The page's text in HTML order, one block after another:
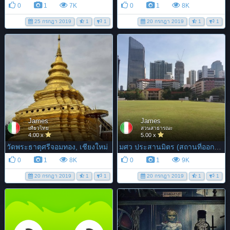
0 1 7K
25 กรกฎา 2019 1 1
0 1 8K
20 กรกฎา 2019 1 1
James
เที่ยวไทย
4.00 x
วัดพระธาตุศรีจอมทอง, เชียงใหม่
0 1 8K
20 กรกฎา 2019 1 1
James
สวนสาธารณะ
5.00 x
0 1 9K
20 กรกฎา 2019 1 1